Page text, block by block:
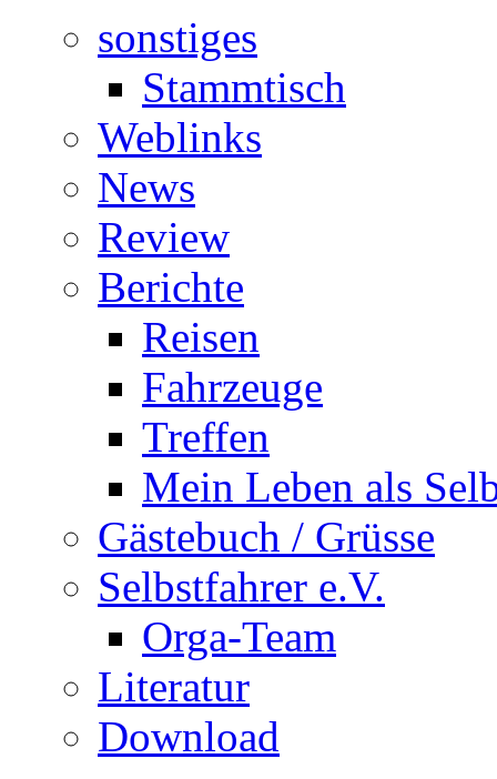
sonstiges
Stammtisch
Weblinks
News
Review
Berichte
Reisen
Fahrzeuge
Treffen
Mein Leben als
Gästebuch / Grüsse
Selbstfahrer e.V.
Orga-Team
Literatur
Download